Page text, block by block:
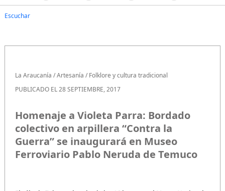
Escuchar
La Araucanía /Artesanía /Folklore y cultura tradicional
PUBLICADO EL 28 SEPTIEMBRE, 2017
Homenaje a Violeta Parra: Bordado
colectivo en arpillera “Contra la
Guerra” se inaugurará en Museo
Ferroviario Pablo Neruda de Temuco